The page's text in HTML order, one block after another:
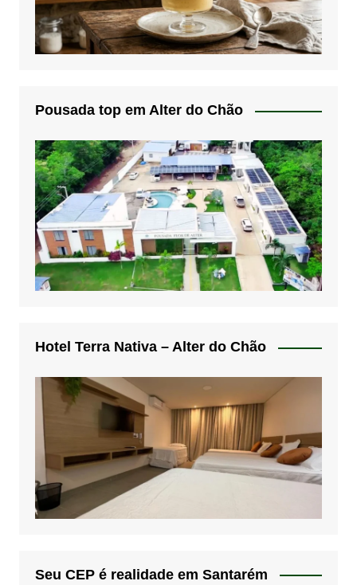
Pousada top em Alter do Chão
Hotel Terra Nativa – Alter do Chão
Seu CEP é realidade em Santarém